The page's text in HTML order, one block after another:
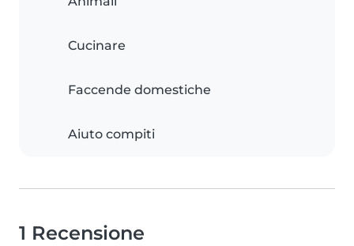
Cucinare
Faccende domestiche
Aiuto compiti
1 Recensione